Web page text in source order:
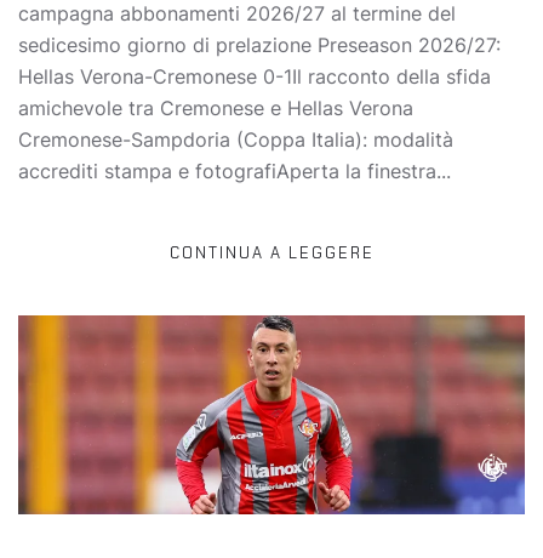
campagna abbonamenti 2026/27 al termine del
sedicesimo giorno di prelazione Preseason 2026/27:
Hellas Verona-Cremonese 0-1Il racconto della sfida
amichevole tra Cremonese e Hellas Verona
Cremonese-Sampdoria (Coppa Italia): modalità
accrediti stampa e fotografiAperta la finestra...
CONTINUA A LEGGERE